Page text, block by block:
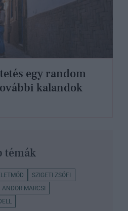
egy random
kalandok
témák
SZIGETI ZSÓFI
ANDOR MARCSI